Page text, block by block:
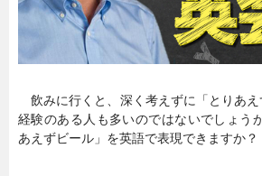
連載一覧
飲みに行くと、深く考えずに「とりあえ
経験のある人も多いのではないでしょう
あえずビール」を英語で表現できますか？